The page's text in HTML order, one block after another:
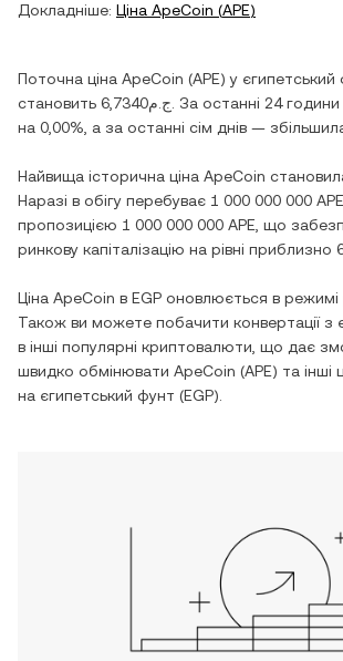
Докладніше: Ціна ApeCoin (APE)
Поточна ціна ApeCoin (APE) у єгипетський
становить
ج.م6,7340 . За останні 24 години
на 0,00% , а за останні сім днів —
Найвища історична ціна ApeCoin
Наразі в обігу перебуває 1 000 000 000 APE
пропозицією 1 000 000 000 APE , що
ринкову капіталізацію на рівні приблизно
Ціна ApeCoin в EGP оновлюється в режимі
Також ви можете побачити конвертації з
в інші популярні криптовалюти, що дає
швидко обмінювати ApeCoin (APE) та інші
на єгипетський фунт (EGP).